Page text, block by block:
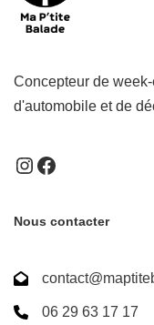
Concepteur de
d'automobile et de
Nous contacter
06 29 63 17 17